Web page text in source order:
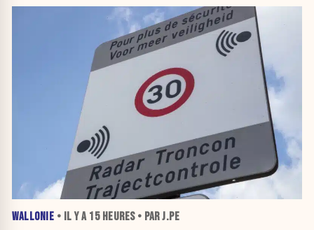
WALLONIE • IL Y A 15 HEURES• PAR J.PE